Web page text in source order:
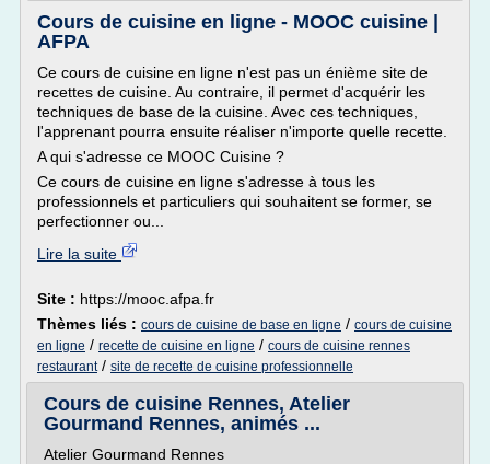
Cours de cuisine en ligne - MOOC cuisine |
AFPA
Ce cours de cuisine en ligne n'est pas un énième site de
recettes de cuisine. Au contraire, il permet d'acquérir les
techniques de base de la cuisine. Avec ces techniques,
l'apprenant pourra ensuite réaliser n'importe quelle recette.
A qui s'adresse ce MOOC Cuisine ?
Ce cours de cuisine en ligne s'adresse à tous les
professionnels et particuliers qui souhaitent se former, se
perfectionner ou...
Lire la suite
Site : https://mooc.afpa.fr
Thèmes liés : cours de cuisine de base en ligne / cours de cuisine
en ligne / recette de cuisine en ligne / cours de cuisine rennes
restaurant/ site de recette de cuisine professionnelle
Cours de cuisine Rennes, Atelier
Gourmand Rennes, animés ...
Atelier Gourmand Rennes